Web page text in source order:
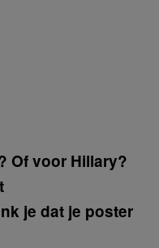
Of voor Hillary?
je dat je poster